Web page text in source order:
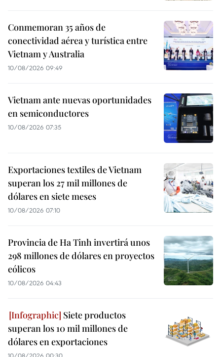
Conmemoran 35 años de
conectividad aérea y turística entre
Vietnam y Australia
10/08/2026 09:49
Vietnam ante nuevas oportunidades
en semiconductores
10/08/2026 07:35
Exportaciones textiles de Vietnam
superan los 27 mil millones de
dólares en siete meses
10/08/2026 07:10
Provincia de Ha Tinh invertirá unos
298 millones de dólares en proyectos
eólicos
10/08/2026 04:43
Siete productos
superan los 10 mil millones de
dólares en exportaciones